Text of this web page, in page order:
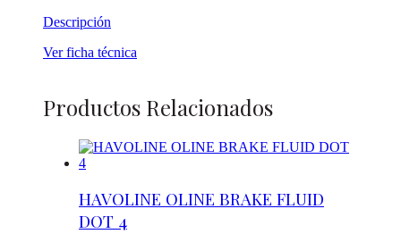
Descripción
Ver ficha técnica
Productos Relacionados
HAVOLINE OLINE BRAKE FLUID
DOT 4